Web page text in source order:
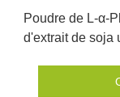
Poudre de L-α-
d'extrait de soja